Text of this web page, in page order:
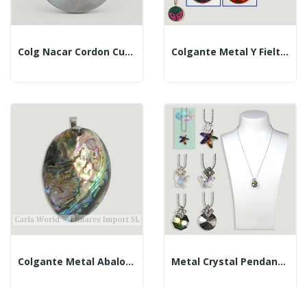
Colg Nacar Cordon Cuero Don Negro Colgante Metal Y Fieltro. Modelo Mariposa
Colgante Metal Abalon Forma Natural Metal Crystal Pendant With Chain. Assorted Models